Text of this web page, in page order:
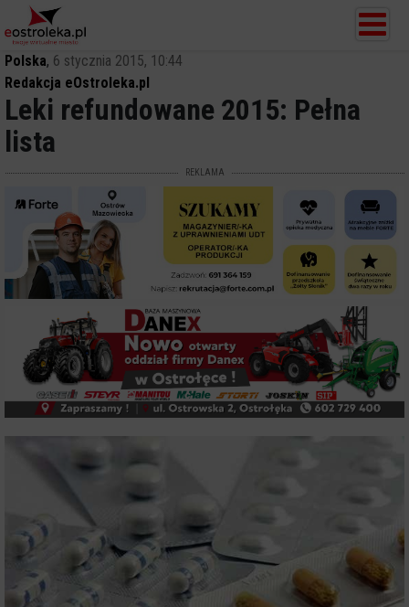
Polska, 6 stycznia 2015, 10:44
Redakcja eOstroleka.pl
Leki refundowane 2015: Pełna
lista
REKLAMA